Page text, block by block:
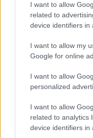
I want to allow
related to
device identifiers in
I want to allow my
Google for online
I want to allow
personalized
I want to allow
related to analytics
device identifiers in
KAPCSOLÓDÓ HÍREK
Frissült a Facebook
Facebook Messenger
iPhone: ingyen hívás
Újdonságokkal jön a
Ezek az idei év
Apple Music